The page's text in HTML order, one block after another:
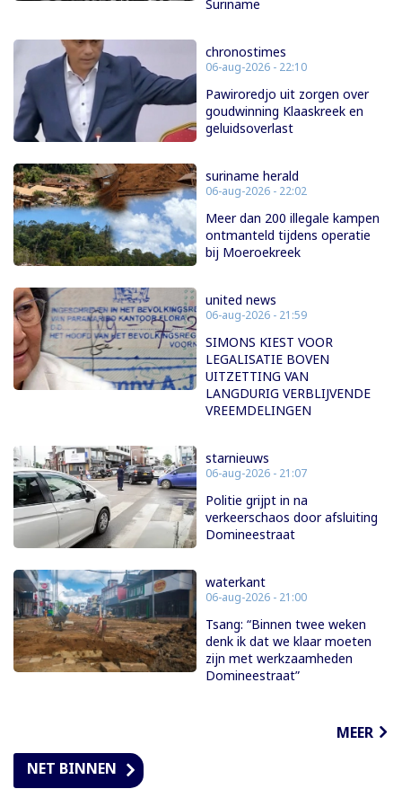
Suriname
chronostimes
06-aug-2026 - 22:10
Pawiroredjo uit zorgen over
goudwinning Klaaskreek en
geluidsoverlast
suriname herald
06-aug-2026 - 22:02
Meer dan 200 illegale kampen
ontmanteld tijdens operatie
bij Moeroekreek
united news
06-aug-2026 - 21:59
SIMONS KIEST VOOR
LEGALISATIE BOVEN
UITZETTING VAN
LANGDURIG VERBLIJVENDE
VREEMDELINGEN
starnieuws
06-aug-2026 - 21:07
Politie grijpt in na
verkeerschaos door afsluiting
Domineestraat
waterkant
06-aug-2026 - 21:00
Tsang: “Binnen twee weken
denk ik dat we klaar moeten
zijn met werkzaamheden
Domineestraat”
MEER
NET BINNEN